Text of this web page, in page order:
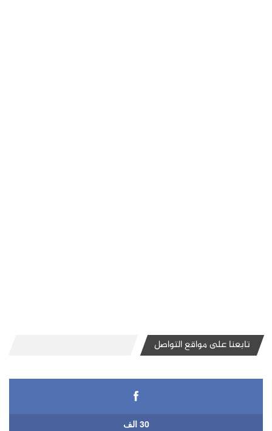
تابعنا على مواقع التواصل
30 الف